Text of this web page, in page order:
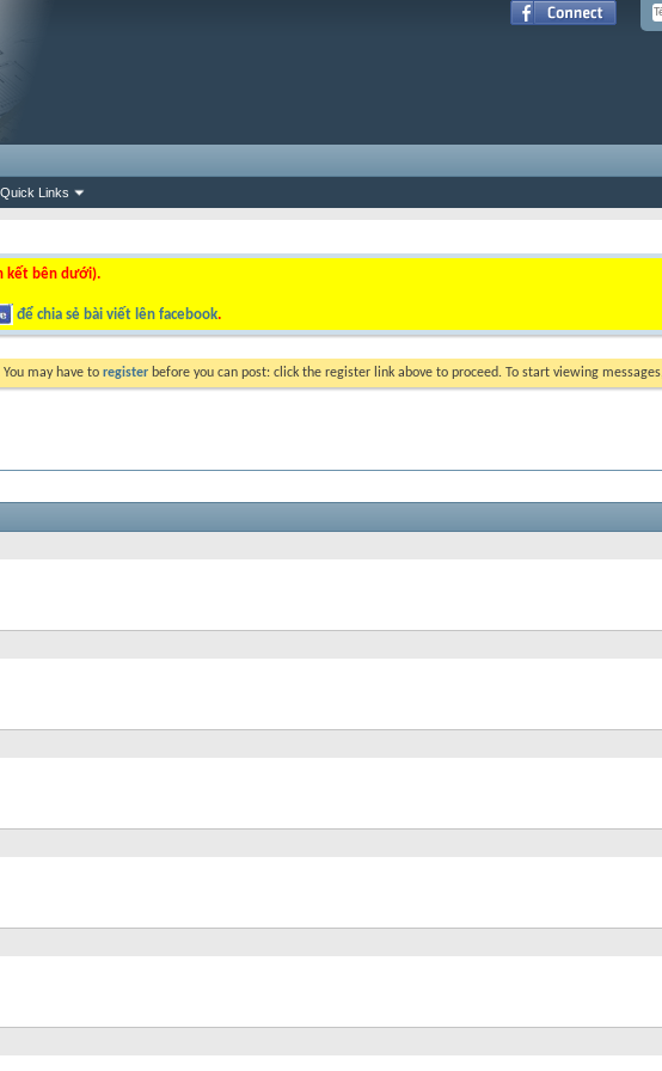
Quick Links
kết bên dưới).
để chia sẻ bài viết lên facebook.
may have to register before you can post: click the register link above to proceed. To start viewing